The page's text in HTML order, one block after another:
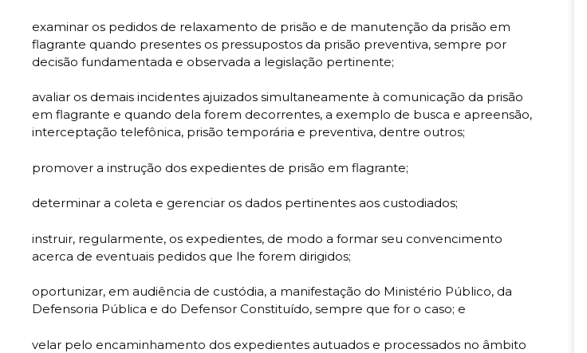
examinar os pedidos de relaxamento de prisão e de manutenção da prisão em
flagrante quando presentes os pressupostos da prisão preventiva, sempre por
decisão fundamentada e observada a legislação pertinente;
avaliar os demais incidentes ajuizados simultaneamente à comunicação da prisão
em flagrante e quando dela forem decorrentes, a exemplo de busca e apreensão,
interceptação telefônica, prisão temporária e preventiva, dentre outros;
promover a instrução dos expedientes de prisão em flagrante;
determinar a coleta e gerenciar os dados pertinentes aos custodiados;
instruir, regularmente, os expedientes, de modo a formar seu convencimento
acerca de eventuais pedidos que lhe forem dirigidos;
oportunizar, em audiência de custódia, a manifestação do Ministério Público, da
Defensoria Pública e do Defensor Constituído, sempre que for o caso; e
velar pelo encaminhamento dos expedientes autuados e processados no âmbito